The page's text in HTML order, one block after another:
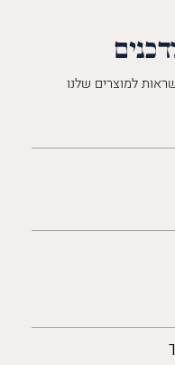
למוצרים שלנו